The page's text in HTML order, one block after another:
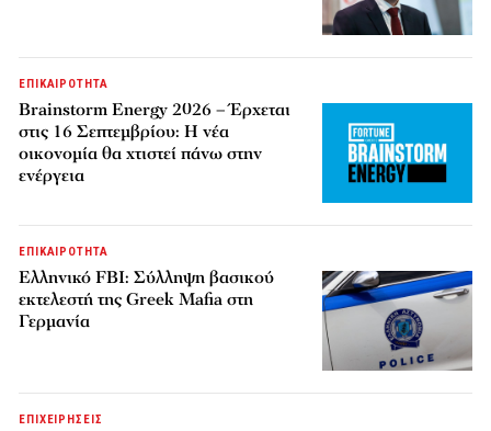
ΕΠΙΚΑΙΡΟΤΗΤΑ
Brainstorm Energy 2026 – Έρχεται
στις 16 Σεπτεμβρίου: Η νέα
οικονομία θα χτιστεί πάνω στην
ενέργεια
ΕΠΙΚΑΙΡΟΤΗΤΑ
Ελληνικό FBI: Σύλληψη βασικού
εκτελεστή της Greek Mafia στη
Γερμανία
ΕΠΙΧΕΙΡΗΣΕΙΣ